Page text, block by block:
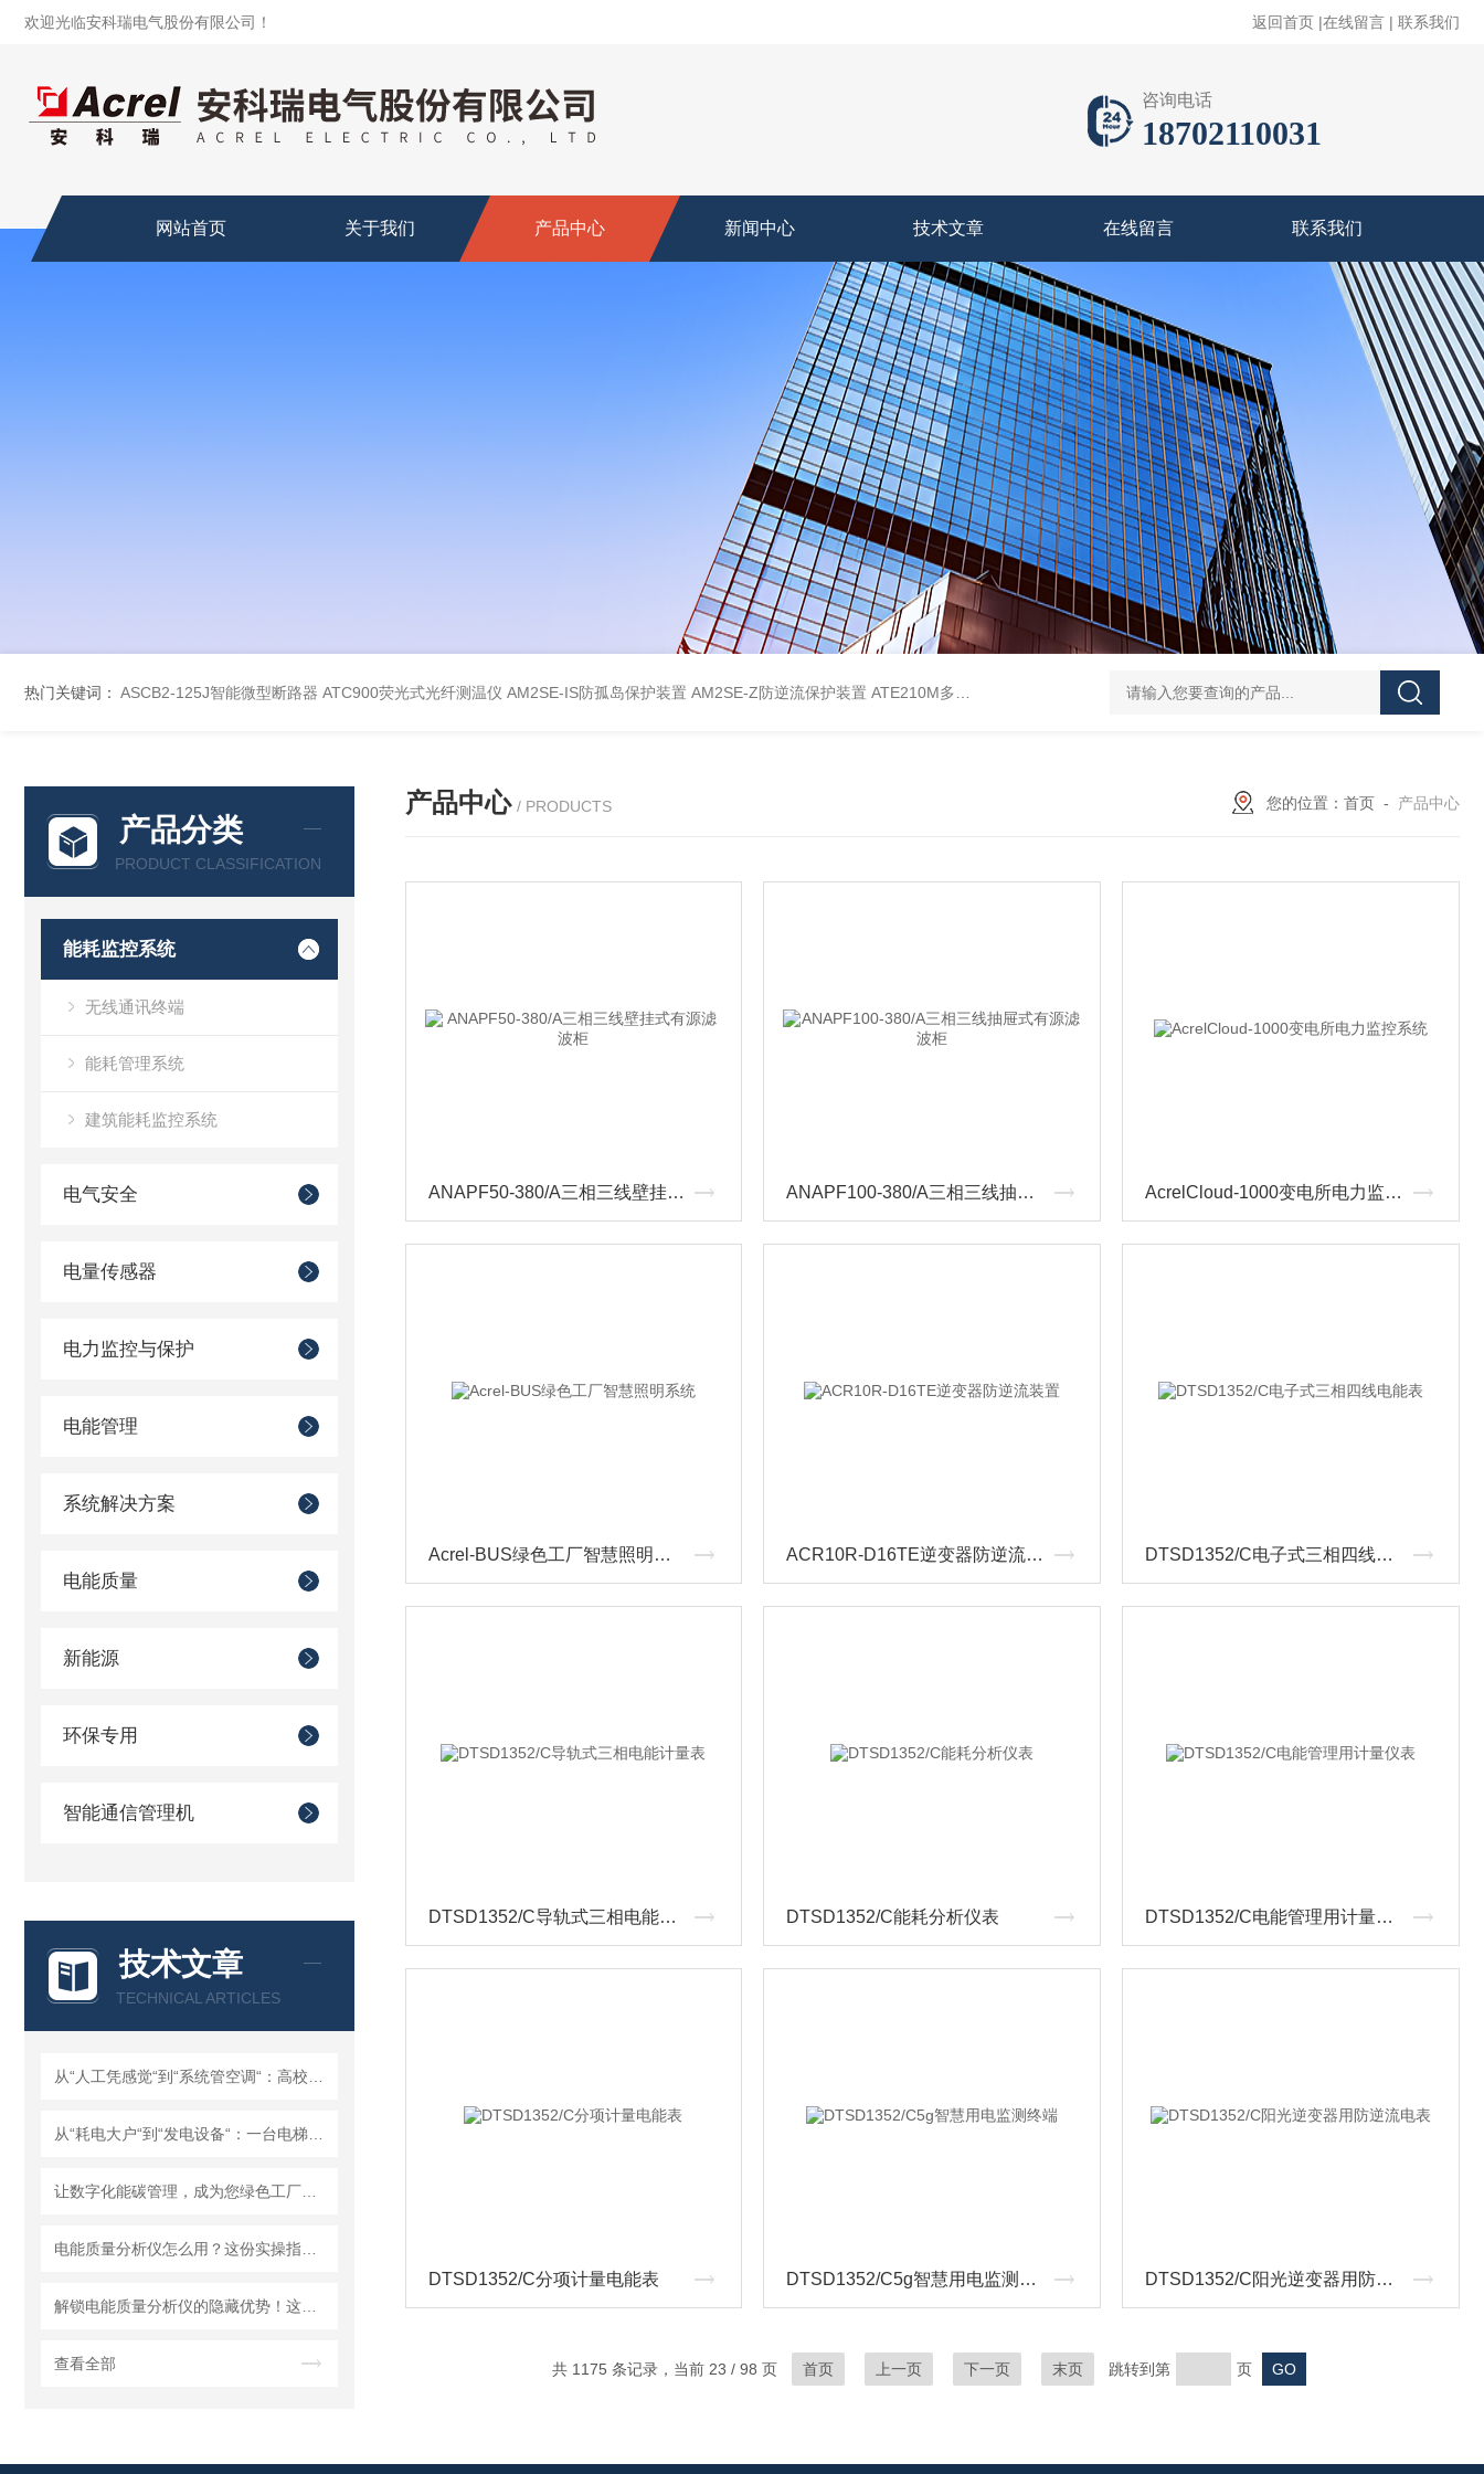
欢迎光临安科瑞电气股份有限公司！ 返回首页 |在线留言 | 联系我们
咨询电话
18702110031
网站首页 关于我们 产品中心 新闻中心 技术文章 在线留言 联系我们
热门关键词： ASCB2-125J智能微型断路器 ATC900荧光式光纤测温仪 AM2SE-IS防孤岛保护装置 AM2SE-Z防逆流保护装置 ATE210M多回路复合型温度传感器 ATE210S单回路复合型温度传感器 DJSF1352-D-
产品分类
PRODUCT CLASSIFICATION
能耗监控系统
无线通讯终端
能耗管理系统
建筑能耗监控系统
电气安全
电量传感器
电力监控与保护
电能管理
系统解决方案
电能质量
新能源
环保专用
智能通信管理机
技术文章
TECHNICAL ARTICLES
查看全部
产品中心 / PRODUCTS 您的位置： 首页 - 产品中心
ANAPF50-380/A三相三线壁挂式有源滤波柜 ANAPF100-380/A三相三线抽屉式有源滤波柜 AcrelCloud-1000变电所电力监控系统
Acrel-BUS绿色工厂智慧照明系统 ACR10R-D16TE逆变器防逆流装置 DTSD1352/C电子式三相四线电能表
DTSD1352/C导轨式三相电能计量表 DTSD1352/C能耗分析仪表 DTSD1352/C电能管理用计量仪表
DTSD1352/C分项计量电能表 DTSD1352/C5g智慧用电监测终端 DTSD1352/C阳光逆变器用防逆流电表
共 1175 条记录，当前 23 / 98 页 首页 上一页 下一页 末页 跳转到第 页